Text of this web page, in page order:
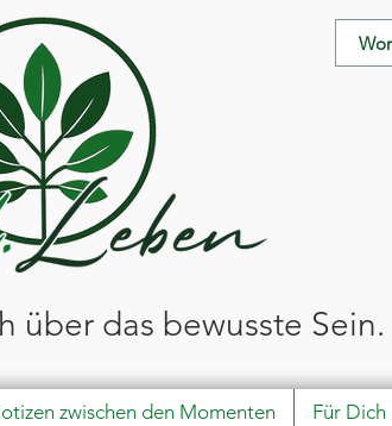
über das bewusste Sein.
zwischen den Momenten Für Dich